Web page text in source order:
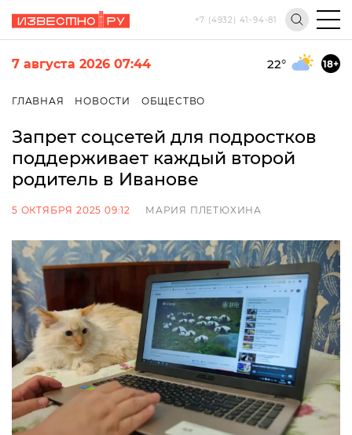
+7 (4932) 41-94-81
7 августа 2026 07:44 22° 18+
ГЛАВНАЯ НОВОСТИ ОБЩЕСТВО
Запрет соцсетей для подростков
поддерживает каждый второй
родитель в Иванове
5 ОКТЯБРЯ 2025 09:12 МАРИЯ ПЛЕТЮХИНА